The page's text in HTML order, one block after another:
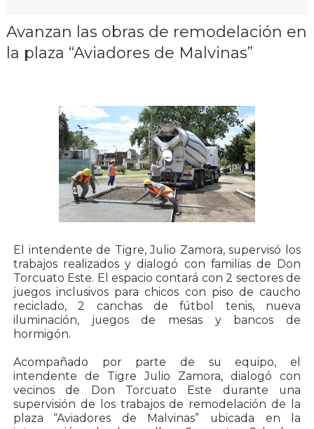
Avanzan las obras de remodelación en
la plaza “Aviadores de Malvinas”
El intendente de Tigre, Julio Zamora, supervisó los
trabajos realizados y dialogó con familias de Don
Torcuato Este. El espacio contará con 2 sectores de
juegos inclusivos para chicos con piso de caucho
reciclado, 2 canchas de fútbol tenis, nueva
iluminación, juegos de mesas y bancos de
hormigón.
Acompañado por parte de su equipo, el
intendente de Tigre Julio Zamora, dialogó con
vecinos de Don Torcuato Este durante una
supervisión de los trabajos de remodelación de la
plaza “Aviadores de Malvinas” ubicada en la